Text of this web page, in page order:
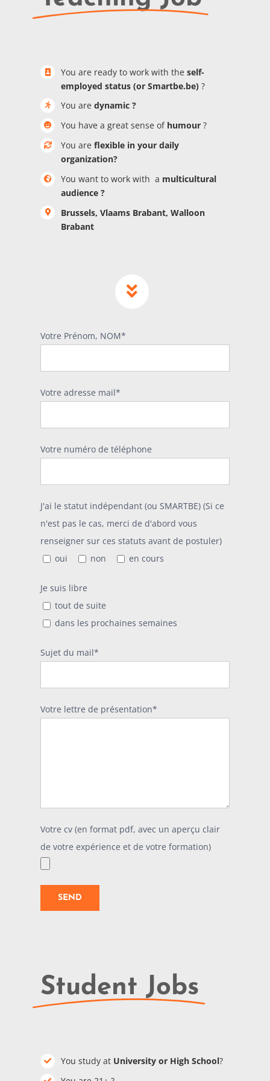
You are ready to work with the self-
employed status (or Smartbe.be) ?
You are dynamic ?
You have a great sense of humour?
You are flexible in your daily
organization?
You want to work with a multicultural
audience ?
Brussels, Vlaams Brabant, Walloon
Brabant
Votre Prénom, NOM*
Votre adresse mail*
Votre numéro de téléphone
J'ai le statut indépendant (ou SMARTBE) (Si ce
n'est pas le cas, merci de d'abord vous
renseigner sur ces statuts avant de postuler)
oui
non en cours
Je suis libre
tout de suite
dans les prochaines semaines
Sujet du mail*
Votre lettre de présentation*
Votre cv (en format pdf, avec un aperçu clair
de votre expérience et de votre formation)
Student Jobs
You study at University or High School?